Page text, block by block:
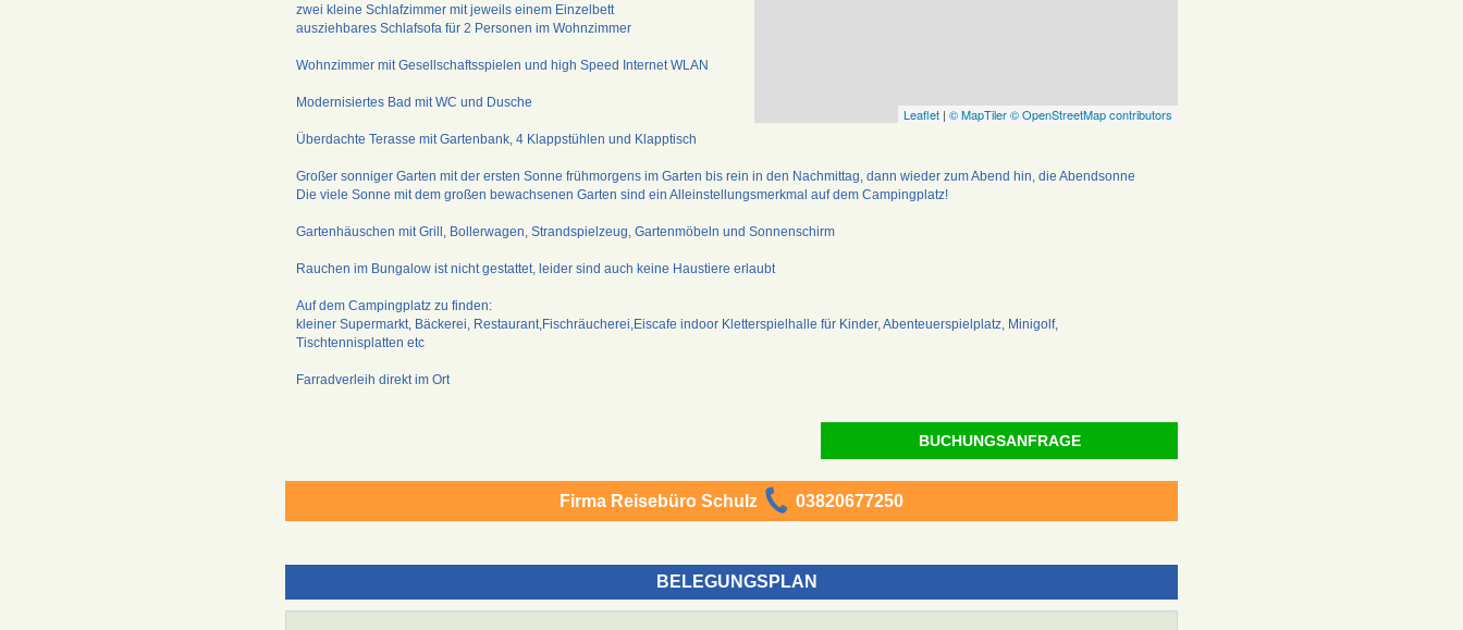
Leaflet | © MapTiler© OpenStreetMap contributors
zwei kleine Schlafzimmer mit jeweils einem Einzelbett
ausziehbares Schlafsofa für 2 Personen im Wohnzimmer
Wohnzimmer mit Gesellschaftsspielen und high Speed Internet WLAN
Modernisiertes Bad mit WC und Dusche
Überdachte Terasse mit Gartenbank, 4 Klappstühlen und Klapptisch
Großer sonniger Garten mit der ersten Sonne frühmorgens im Garten bis rein in den Nachmittag, dann wieder zum Abend hin, die Abendsonne
Die viele Sonne mit dem großen bewachsenen Garten sind ein Alleinstellungsmerkmal auf dem Campingplatz!
Gartenhäuschen mit Grill, Bollerwagen, Strandspielzeug, Gartenmöbeln und Sonnenschirm
Rauchen im Bungalow ist nicht gestattet, leider sind auch keine Haustiere erlaubt
Auf dem Campingplatz zu finden:
kleiner Supermarkt, Bäckerei, Restaurant,Fischräucherei,Eiscafe indoor Kletterspielhalle für Kinder, Abenteuerspielplatz, Minigolf,
Tischtennisplatten etc
Farradverleih direkt im Ort
BUCHUNGSANFRAGE
Firma Reisebüro Schulz 03820677250
BELEGUNGSPLAN